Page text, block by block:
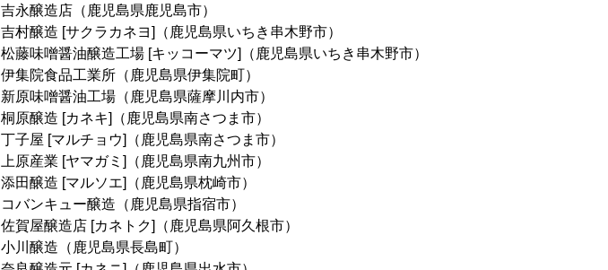
吉永醸造店（鹿児島県鹿児島市）
吉村醸造 [サクラカネヨ]（鹿児島県いちき串木野市）
松藤味噌醤油醸造工場 [キッコーマツ]（鹿児島県いちき串木野市）
伊集院食品工業所（鹿児島県伊集院町）
新原味噌醤油工場（鹿児島県薩摩川内市）
桐原醸造 [カネキ]（鹿児島県南さつま市）
丁子屋 [マルチョウ]（鹿児島県南さつま市）
上原産業 [ヤマガミ]（鹿児島県南九州市）
添田醸造 [マルソエ]（鹿児島県枕崎市）
コバンキュー醸造（鹿児島県指宿市）
佐賀屋醸造店 [カネトク]（鹿児島県阿久根市）
小川醸造（鹿児島県長島町）